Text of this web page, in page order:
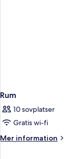
Rum
10 sovplatser
Gratis wi-fi
Mer information
Mer